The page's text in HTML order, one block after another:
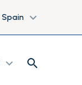
Spain expand_more
expand_more search
search